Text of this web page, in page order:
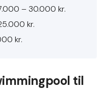
– 30.000 kr.
kr.
kr.
til